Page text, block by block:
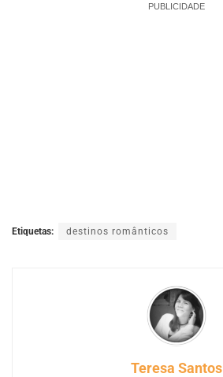
PUBLICIDADE
Etiquetas: destinos românticos
Teresa Santos